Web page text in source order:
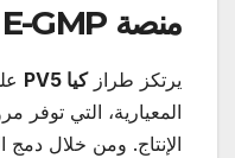
منصة E-GMP
يرتكز طرازكيا
المعيارية، التي توفر
الإنتاج. ومن خلال دمج